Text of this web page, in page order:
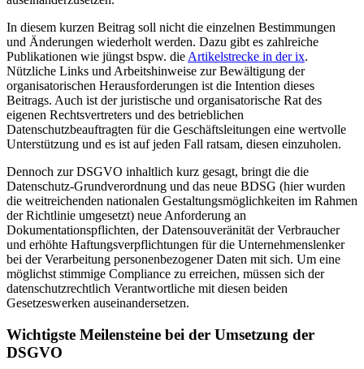
In diesem kurzen Beitrag soll nicht die einzelnen Bestimmungen
und Änderungen wiederholt werden. Dazu gibt es zahlreiche
Publikationen wie jüngst bspw. die Artikelstrecke in der ix.
Nützliche Links und Arbeitshinweise zur Bewältigung der
organisatorischen Herausforderungen ist die Intention dieses
Beitrags. Auch ist der juristische und organisatorische Rat des
eigenen Rechtsvertreters und des betrieblichen
Datenschutzbeauftragten für die Geschäftsleitungen eine wertvolle
Unterstützung und es ist auf jeden Fall ratsam, diesen einzuholen.
Dennoch zur DSGVO inhaltlich kurz gesagt, bringt die die
Datenschutz-Grundverordnung und das neue BDSG (hier wurden
die weitreichenden nationalen Gestaltungsmöglichkeiten im Rahmen
der Richtlinie umgesetzt) neue Anforderung an
Dokumentationspflichten, der Datensouveränität der Verbraucher
und erhöhte Haftungsverpflichtungen für die Unternehmenslenker
bei der Verarbeitung personenbezogener Daten mit sich. Um eine
möglichst stimmige Compliance zu erreichen, müssen sich der
datenschutzrechtlich Verantwortliche mit diesen beiden
Gesetzeswerken auseinandersetzen.
Wichtigste Meilensteine bei der Umsetzung der
DSGVO